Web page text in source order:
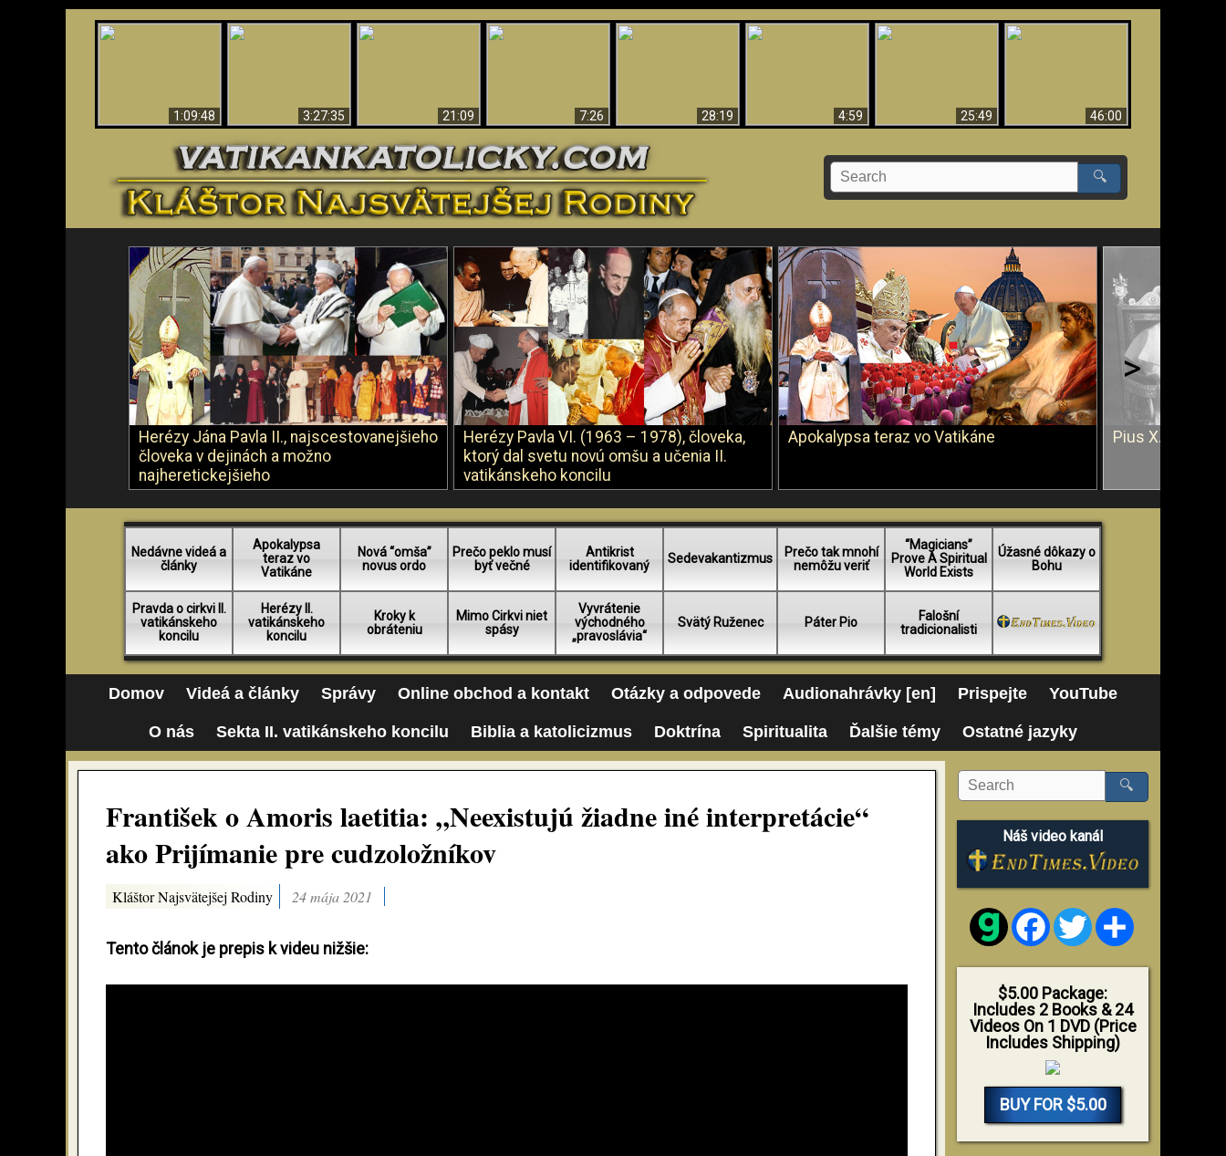
1:09:48 3:27:35
21:09
7:26 28:19
4:59
25:49 46:00
🔍
Herézy Jána Pavla II., najscestovanejšieho
človeka v dejinách a možno
najheretickejšieho
Herézy Pavla VI. (1963 – 1978), človeka,
ktorý dal svetu novú omšu a učenia II.
vatikánskeho koncilu
Apokalypsa teraz vo Vatikáne Pius X. vs. Ján
>
Nedávne videá a
články
Apokalypsa
teraz vo
Vatikáne
Nová “omša”
novus ordo
Prečo peklo musí
byť večné
Antikrist
identifikovaný
Sedevakantizmus
Prečo tak mnohí
nemôžu veriť
“Magicians”
Prove A Spiritual
World Exists
Úžasné dôkazy o
Bohu
Pravda o cirkvi II.
vatikánskeho
koncilu
Herézy II.
vatikánskeho
koncilu
Kroky k
obráteniu
Mimo Cirkvi niet
spásy
Vyvrátenie
východného
„pravoslávia“
Svätý Ruženec Páter Pio
Falošní
tradicionalisti
Domov Videá a články Správy Online obchod a kontakt Otázky a odpovede Audionahrávky [en] Prispejte YouTube
O nás Sekta II. vatikánskeho koncilu Biblia a katolicizmus Doktrína Spiritualita Ďalšie témy Ostatné jazyky
František o Amoris laetitia: „Neexistujú žiadne iné interpretácie“
ako Prijímanie pre cudzoložníkov
Kláštor Najsvätejšej Rodiny 24 mája 2021
Tento článok je prepis k videu nižšie:
🔍
Náš video kanál
FacebookTwitter
$5.00 Package:
Includes 2 Books & 24
Videos On 1 DVD (Price
Includes Shipping)
BUY FOR $5.00